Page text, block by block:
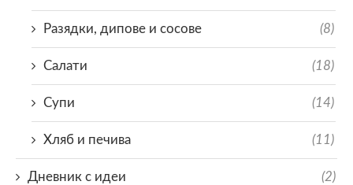
Разядки, дипове и сосове (8)
Салати (18)
Супи (14)
Хляб и печива (11)
Дневник с идеи (2)